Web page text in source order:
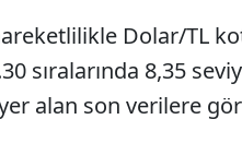
Dolar/TL
sıralarında 8,35
alan son verilere